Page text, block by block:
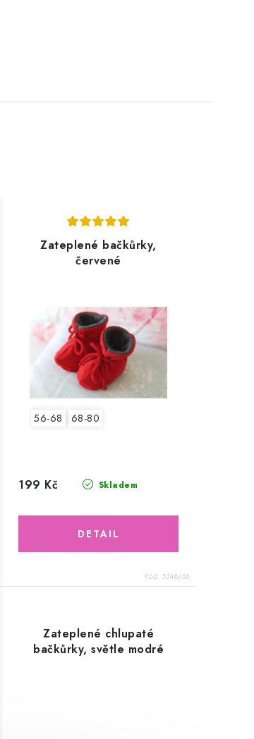
Zateplené bačkůrky,
červené
56-68 68-80
Skladem
199 Kč
Kód:5748/68
Zateplené chlupaté
bačkůrky, světle modré